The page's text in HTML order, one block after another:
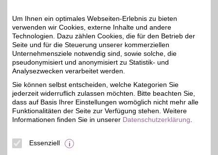
passende Lösungen zur Erstellung, Gestaltung,
Archivierung und Präsentation von Videos,
Musik, Fotos, Grafiken oder Webseiten für ein
herausragendes Preis-Leisungs-Verhältnis.
Merkmale
Um Ihnen ein optimales Webseiten-Erlebnis zu bieten
verwenden wir Cookies, externe Inhalte und andere
Technologien. Dazu zählen Cookies, die für den Betrieb der
Seite und für die Steuerung unserer kommerziellen
Unternehmensziele notwendig sind, sowie solche, die
pseudonymisiert und anonymisiert zu Statistik- und
Analysezwecken verarbeitet werden.
Sie können selbst entscheiden, welche Kategorien Sie
jederzeit widerruflich zulassen möchten. Bitte beachten Sie,
dass auf Basis Ihrer Einstellungen womöglich nicht mehr alle
Funktionalitäten der Seite zur Verfügung stehen. Weitere
Informationen finden Sie in unserer Datenschutzerklärung
Essenziell